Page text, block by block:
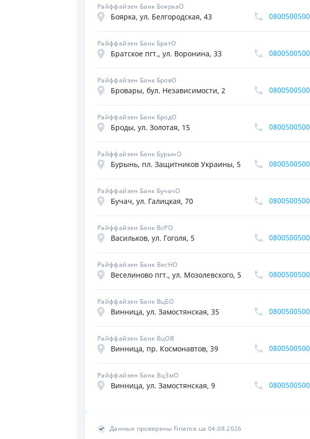
Райффайзен Банк БояркаО
Боярка, ул. Белгородская, 43 0800500500
Райффайзен Банк БратО
Братское пгт., ул. Воронина, 33 0800500500
Райффайзен Банк БровО
Бровары, бул. Независимости, 2 0800500500
Райффайзен Банк БродО
Броды, ул. Золотая, 15 0800500500
Райффайзен Банк БурынО
Бурынь, пл. Защитников Украины, 5 0800500500
Райффайзен Банк БучачО
Бучач, ул. Галицкая, 70 0800500500
Райффайзен Банк ВсРО
Васильков, ул. Гоголя, 5 0800500500
Райффайзен Банк ВесНО
Веселиново пгт., ул. Мозолевского, 5 0800500500
Райффайзен Банк ВцБО
Винница, ул. Замостянская, 35 0800500500
Райффайзен Банк ВцОВ
Винница, пр. Космонавтов, 39 0800500500
Райффайзен Банк ВцЗмО
Винница, ул. Замостянская, 9 0800500500
Данные проверены Finance.ua 04.08.2026